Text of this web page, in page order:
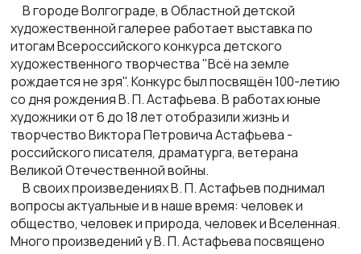
В городе Волгограде, в Областной детской
художественной галерее работает выставка по
итогам Всероссийского конкурса детского
художественного творчества "Всё на земле
рождается не зря". Конкурс был посвящён 100-летию
со дня рождения В. П. Астафьева. В работах юные
художники от 6 до 18 лет отобразили жизнь и
творчество Виктора Петровича Астафьева -
российского писателя, драматурга, ветерана
Великой Отечественной войны.
В своих произведениях В. П. Астафьев поднимал
вопросы актуальные и в наше время: человек и
общество, человек и природа, человек и Вселенная.
Много произведений у В. П. Астафьева посвящено